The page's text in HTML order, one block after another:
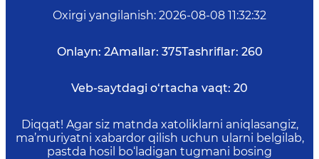
Oxirgi yangilanish: 2026-08-08 11:32:32
Onlayn: 2Amallar: 375Tashriflar: 260
Veb-saytdagi o‘rtacha vaqt: 20
Diqqat! Agar siz matnda xatoliklarni aniqlasangiz,
ma’muriyatni xabardor qilish uchun ularni belgilab,
pastda hosil bo‘ladigan tugmani bosing